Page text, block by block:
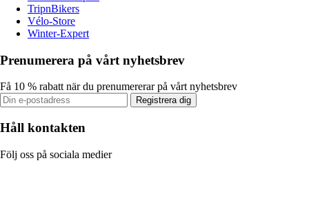
TripnBikers
Vélo-Store
Winter-Expert
Prenumerera på vårt nyhetsbrev
Få 10 % rabatt när du prenumererar på vårt nyhetsbrev
Registrera dig
Håll kontakten
Följ oss på sociala medier